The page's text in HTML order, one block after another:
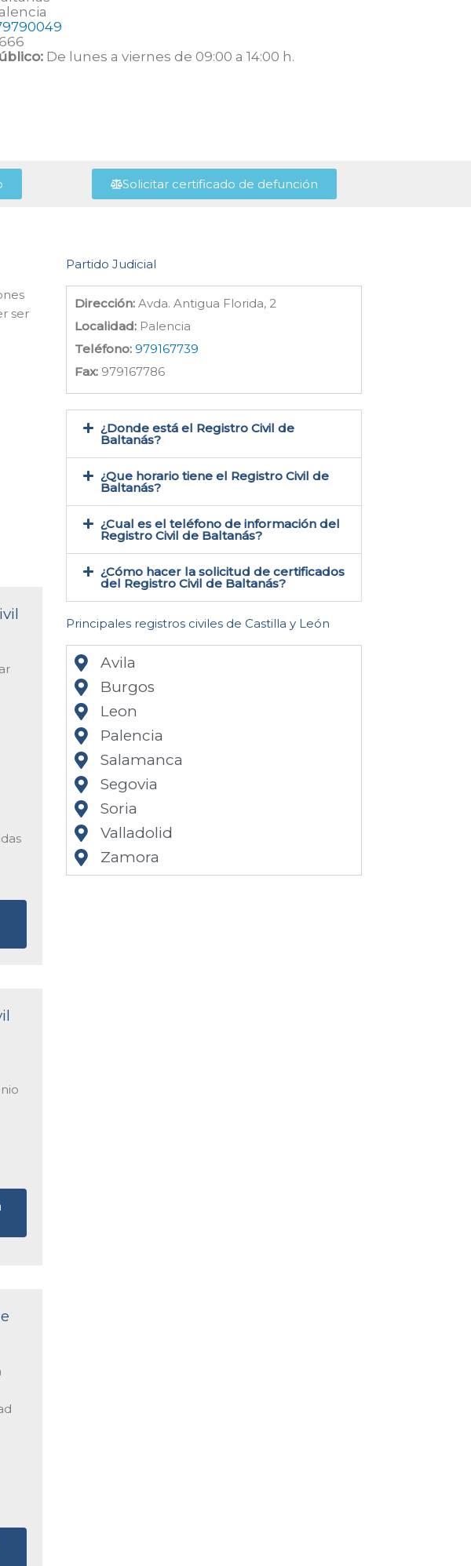
De lunes a viernes de 09:00 a 14:00 h.
Solicitar certificado de defunción
ser
Partido Judicial
Dirección: Avda. Antigua Florida, 2
Localidad: Palencia
Teléfono: 979167739
Fax: 979167786
¿Donde está el Registro Civil de
Baltanás​?
¿Que horario tiene el Registro Civil de
Baltanás?
¿Cual es el teléfono de información del
Registro Civil de Baltanás​?
¿Cómo hacer la solicitud de certificados
del Registro Civil de Baltanás​?
Principales registros civiles de Castilla y León
Avila
Burgos
Leon
Palencia
Salamanca
Segovia
Soria
Valladolid
Zamora